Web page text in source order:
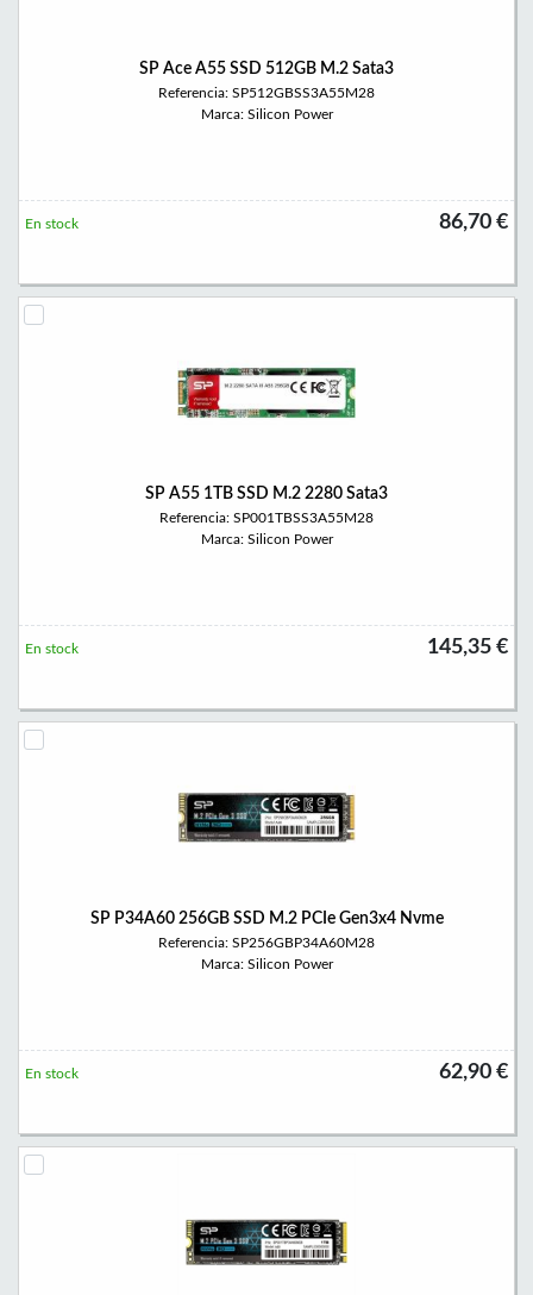
SP Ace A55 SSD 512GB M.2 Sata3
Referencia: SP512GBSS3A55M28
Marca: Silicon Power
86,70 €
En stock
SP A55 1TB SSD M.2 2280 Sata3
Referencia: SP001TBSS3A55M28
Marca: Silicon Power
145,35 €
En stock
SP P34A60 256GB SSD M.2 PCIe Gen3x4 Nvme
Referencia: SP256GBP34A60M28
Marca: Silicon Power
62,90 €
En stock